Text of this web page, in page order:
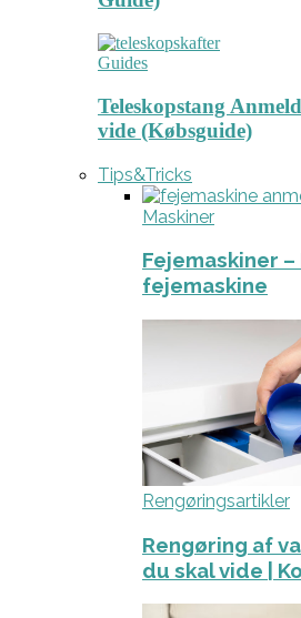
Guides
Teleskopstang
vide (Købsguide)
Tips&Tricks
Maskiner
Fejemaskiner
fejemaskine
Rengøringsartikler
Rengøring af
du skal vide |